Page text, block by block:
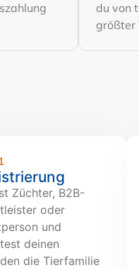
du von
größter
Züchter, B2B-
oder
und
deinen
die Tierfamilie